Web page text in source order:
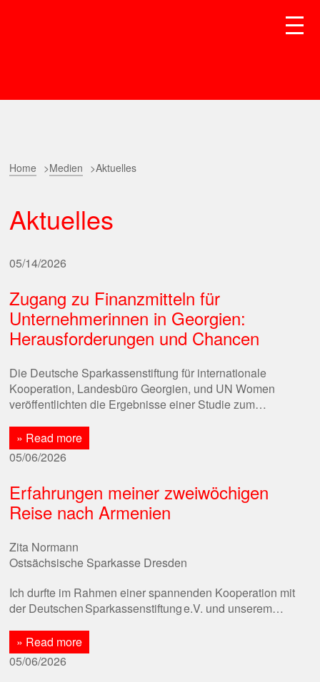
Home Medien Aktuelles
Aktuelles
05/14/2026
Zugang zu Finanzmitteln für
Unternehmerinnen in Georgien:
Herausforderungen und Chancen
Die Deutsche Sparkassenstiftung für internationale
Kooperation, Landesbüro Georgien, und UN Women
veröffentlichten die Ergebnisse einer Studie zum…
» Read more
05/06/2026
Erfahrungen meiner zweiwöchigen
Reise nach Armenien
Zita Normann
Ostsächsische Sparkasse Dresden
Ich durfte im Rahmen einer spannenden Kooperation mit
der Deutschen Sparkassenstiftung e.V. und unserem…
» Read more
05/06/2026